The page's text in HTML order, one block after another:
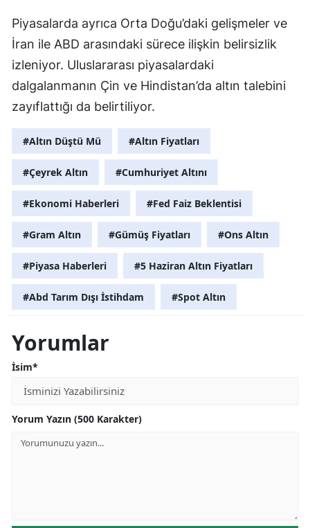
Piyasalarda ayrıca Orta Doğu’daki gelişmeler ve
İran ile ABD arasındaki sürece ilişkin belirsizlik
izleniyor. Uluslararası piyasalardaki
dalgalanmanın Çin ve Hindistan’da altın talebini
zayıflattığı da belirtiliyor.
#Altın Düştü Mü #Altın Fiyatları
#Çeyrek Altın #Cumhuriyet Altını
#Ekonomi Haberleri #Fed Faiz Beklentisi
#Gram Altın #Gümüş Fiyatları #Ons Altın
#Piyasa Haberleri #5 Haziran Altın Fiyatları
#Abd Tarım Dışı İstihdam #Spot Altın
Yorumlar
İsim*
Yorum Yazın (500 Karakter)